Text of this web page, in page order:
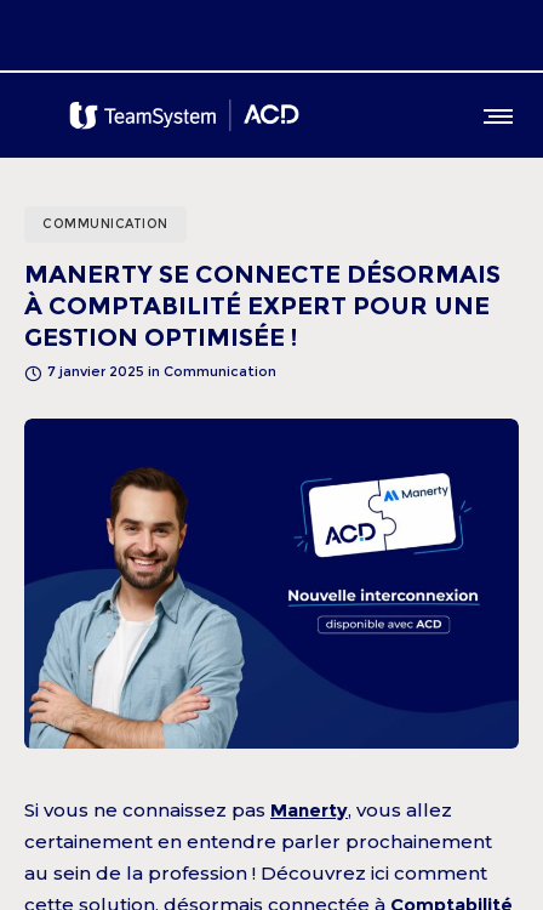
COMMUNICATION
MANERTY SE CONNECTE DÉSORMAIS
À COMPTABILITÉ EXPERT POUR UNE
GESTION OPTIMISÉE !
7 janvier 2025 in Communication
Si vous ne connaissez pas Manerty, vous allez
certainement en entendre parler prochainement
au sein de la profession ! Découvrez ici comment
cette solution, désormais connectée à Comptabilité